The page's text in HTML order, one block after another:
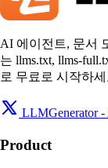
AI 에이전트, 문서
는 llms.txt, llms-
로 무료로 시작하
LLMGenerator
Product